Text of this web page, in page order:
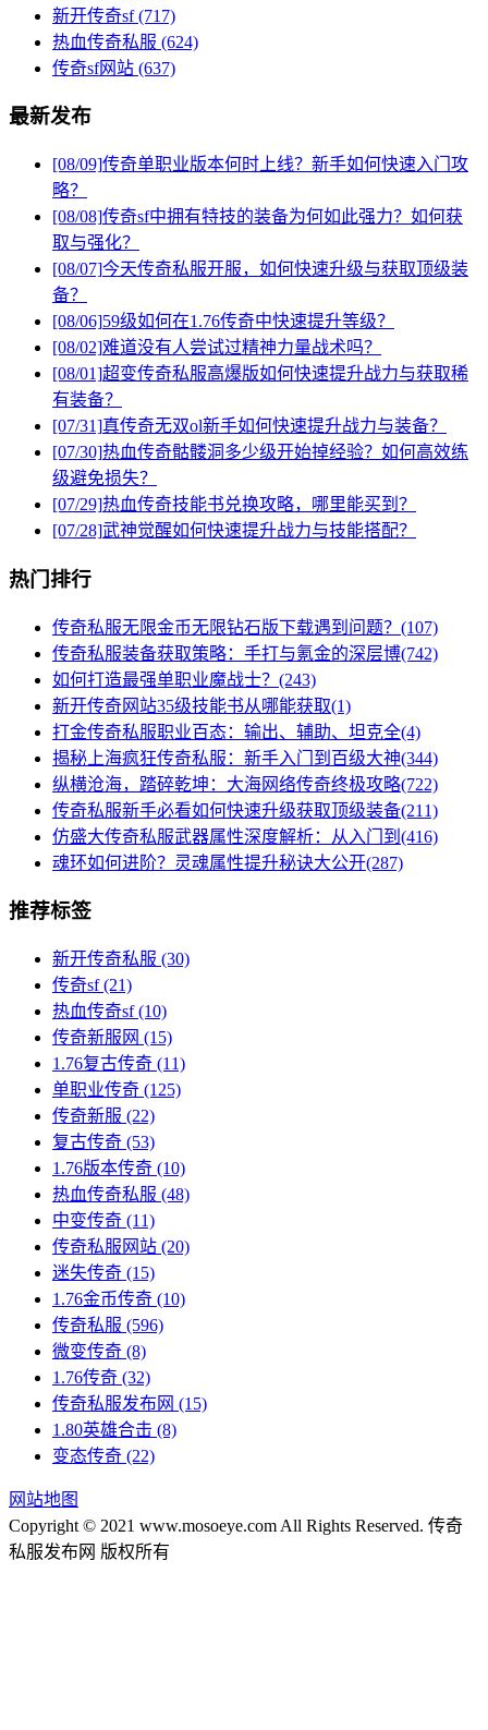
新开传奇sf(717)
热血传奇私服 (624)
传奇sf网站 (637)
最新发布
[08/09]传奇单职业版本何时上线？新手如何快速入门攻
略？
[08/08]传奇sf中拥有特技的装备为何如此强力？如何获
取与强化？
[08/07]今天传奇私服开服，如何快速升级与获取顶级装
备？
[08/06]59级如何在1.76传奇中快速提升等级？
[08/02]难道没有人尝试过精神力量战术吗？
[08/01]超变传奇私服高爆版如何快速提升战力与获取稀
有装备？
[07/31]真传奇无双ol新手如何快速提升战力与装备？
[07/30]热血传奇骷髅洞多少级开始掉经验？如何高效练
级避免损失？
[07/29]热血传奇技能书兑换攻略，哪里能买到？
[07/28]武神觉醒如何快速提升战力与技能搭配？
热门排行
传奇私服无限金币无限钻石版下载遇到问题？(107)
传奇私服装备获取策略：手打与氪金的深层博(742)
如何打造最强单职业魔战士？(243)
新开传奇网站35级技能书从哪能获取(1)
打金传奇私服职业百态：输出、辅助、坦克全(4)
揭秘上海疯狂传奇私服：新手入门到百级大神(344)
纵横沧海，踏碎乾坤：大海网络传奇终极攻略(722)
传奇私服新手必看如何快速升级获取顶级装备(211)
仿盛大传奇私服武器属性深度解析：从入门到(416)
魂环如何进阶？灵魂属性提升秘诀大公开(287)
推荐标签
新开传奇私服 (30)
传奇sf(21)
热血传奇sf(10)
传奇新服网 (15)
1.76复古传奇 (11)
单职业传奇 (125)
传奇新服 (22)
复古传奇 (53)
1.76版本传奇 (10)
热血传奇私服 (48)
中变传奇 (11)
传奇私服网站 (20)
迷失传奇 (15)
1.76金币传奇 (10)
传奇私服 (596)
微变传奇 (8)
1.76传奇 (32)
传奇私服发布网 (15)
1.80英雄合击 (8)
变态传奇 (22)
网站地图
Copyright © 2021 www.mosoeye.com All Rights Reserved. 传奇
私服发布网 版权所有